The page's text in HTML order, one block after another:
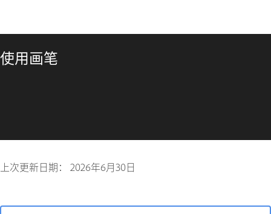
使用画笔
上次更新日期： 2026年6月30日